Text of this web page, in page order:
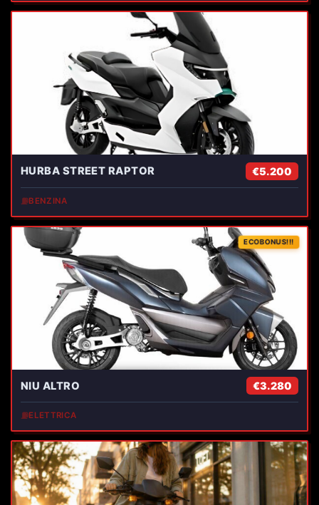
HURBA STREET RAPTOR €5.200
⛽BENZINA
ECOBONUS!!!
NIU ALTRO €3.280
⛽ELETTRICA